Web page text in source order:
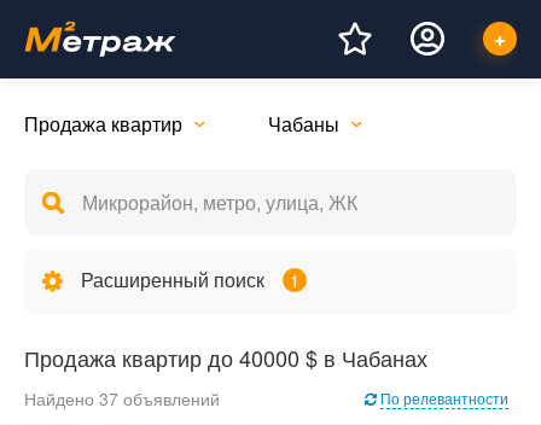
Продажа квартир Чабаны
Расширенный поиск 1
Продажа квартир до 40000 $ в Чабанах
Найдено 37 объявлений По релевантности